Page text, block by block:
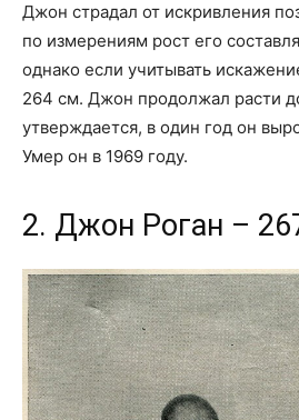
Джон страдал от искривления
по измерениям рост его
однако если учитывать
264 см. Джон продолжал расти
утверждается, в один год он
Умер он в 1969 году.
2. Джон Роган –